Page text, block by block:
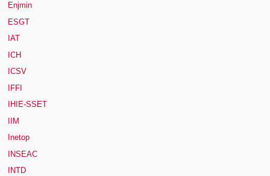
Enjmin
ESGT
IAT
ICH
ICSV
IFFI
IHIE-SSET
IIM
Inetop
INSEAC
INTD